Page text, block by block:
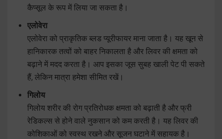
कैप्सूल के रूप में लिया जा सकता है।
एलोवेरा
एलोवेरा को प्राकृतिक ब्लड प्यूरीफायर माना जाता है। यह खून से
हानिकारक तत्वों को बाहर निकालता है और लिवर की क्षमता को
बढ़ाने में मदद करता है। आप इसका जूस सुबह खाली पेट पी सकते
हैं, लेकिन मात्रा हमेशा सीमित रखें।
गिलोय
गिलोय शरीर की रोग प्रतिरोधक क्षमता को बढ़ाती है और फ्री
रेडिकल्स से होने वाले नुकसान को कम करती है। यह लिवर की
कोशिकाओं को स्वस्थ रखने और सूजन घटाने में सहायक है।